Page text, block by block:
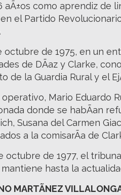
aÃ±os como aprendiz de
el Partido
octubre de 1975, en un
de DÃ­az y Clarke,
de la Guardia Rural y el
operativo, Mario Eduardo
donde se habÃ­an
Susana del Carmen
a la comisarÃ­a de
octubre de 1977, el
hasta la
MARTÃNEZ